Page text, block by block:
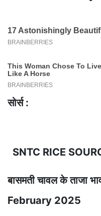
सोर्स :
SNTC RICE
बासमती चावल के ताजा
February 2025